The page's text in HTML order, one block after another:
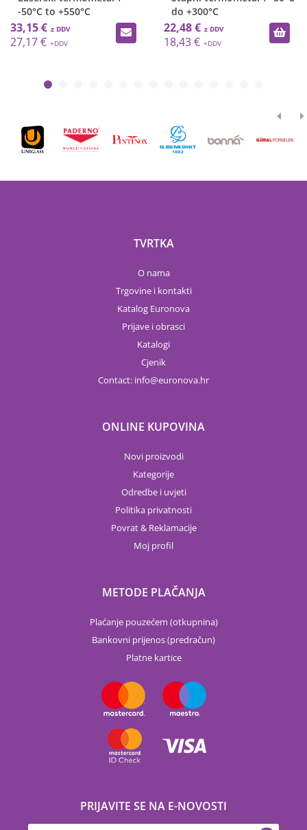
-50°C to +550°C
33,15 €
27,17 €
do +300°C
22,48 €
18,43 €
TVRTKA
O nama
Trgovine i kontakti
Katalog Euronova
Prijave i obrasci
Katalogi
Cjenik
Contact: info euronova.hr
ONLINE KUPOVINA
Novi proizvodi
Kategorije
Odredbe i uvjeti
Politika privatnosti
Povrat & Reklamacije
Moj profil
METODE PLAČANJA
Plaćanje pouzećem (otkupnina)
Bankovni prijenos (predračun)
Platne kartice
PRIJAVITE SE NA E-NOVOSTI